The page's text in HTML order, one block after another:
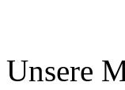
Unsere